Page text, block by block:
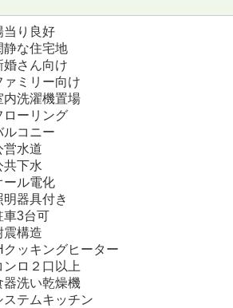
当り良好
静な住宅地
婚さん向け
ァミリー向け
内洗濯機置場
ローリング
ルコニー
営水道
共下水
ール電化
明器具付き
車3台可
震構造
クッキングヒーター
ンロ２口以上
器洗い乾燥機
ステムキッチン